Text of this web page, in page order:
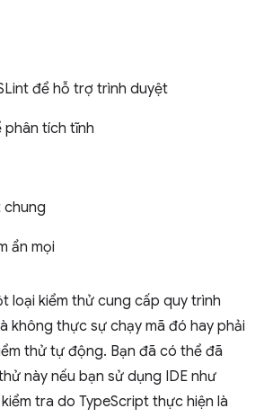
để hỗ trợ trình duyệt
phân tích tĩnh
chung
ẩn mọi
loại kiểm thử cung cấp quy trình
không thực sự chạy mã đó hay phải
thử tự động. Bạn đã có thể đã
này nếu bạn sử dụng IDE như
tra do TypeScript thực hiện là